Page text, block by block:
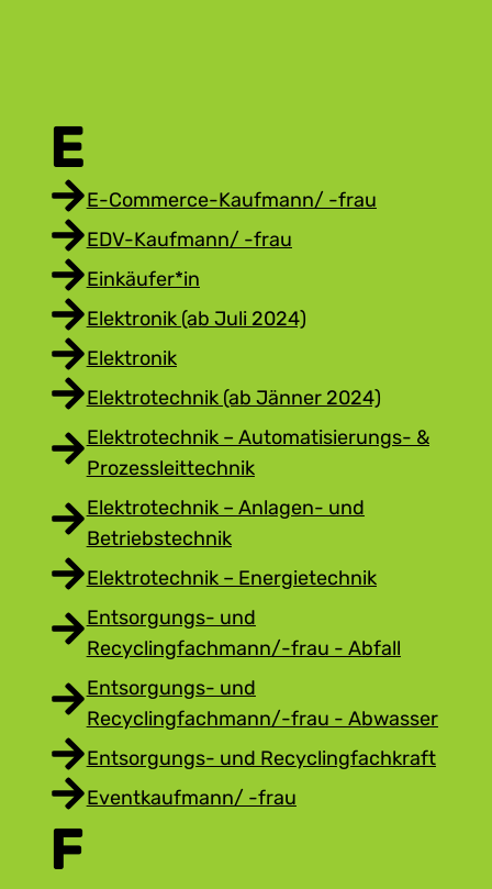
E
E-Commerce-Kaufmann/ -frau
EDV-Kaufmann/ -frau
Einkäufer*in
Elektronik (ab Juli 2024)
Elektronik
Elektrotechnik (ab Jänner 2024)
Elektrotechnik – Automatisierungs- &
Prozessleittechnik
Elektrotechnik – Anlagen- und
Betriebstechnik
Elektrotechnik – Energietechnik
Entsorgungs- und
Recyclingfachmann/-frau - Abfall
Entsorgungs- und
Recyclingfachmann/-frau - Abwasser
Entsorgungs- und Recyclingfachkraft
Eventkaufmann/ -frau
F